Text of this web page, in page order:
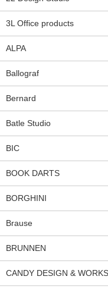
3L Office products
ALPA
Ballograf
Bernard
Batle Studio
BIC
BOOK DARTS
BORGHINI
Brause
BRUNNEN
CANDY DESIGN & WORKS